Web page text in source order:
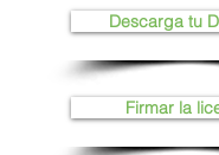
Descarga tu
Firmar la